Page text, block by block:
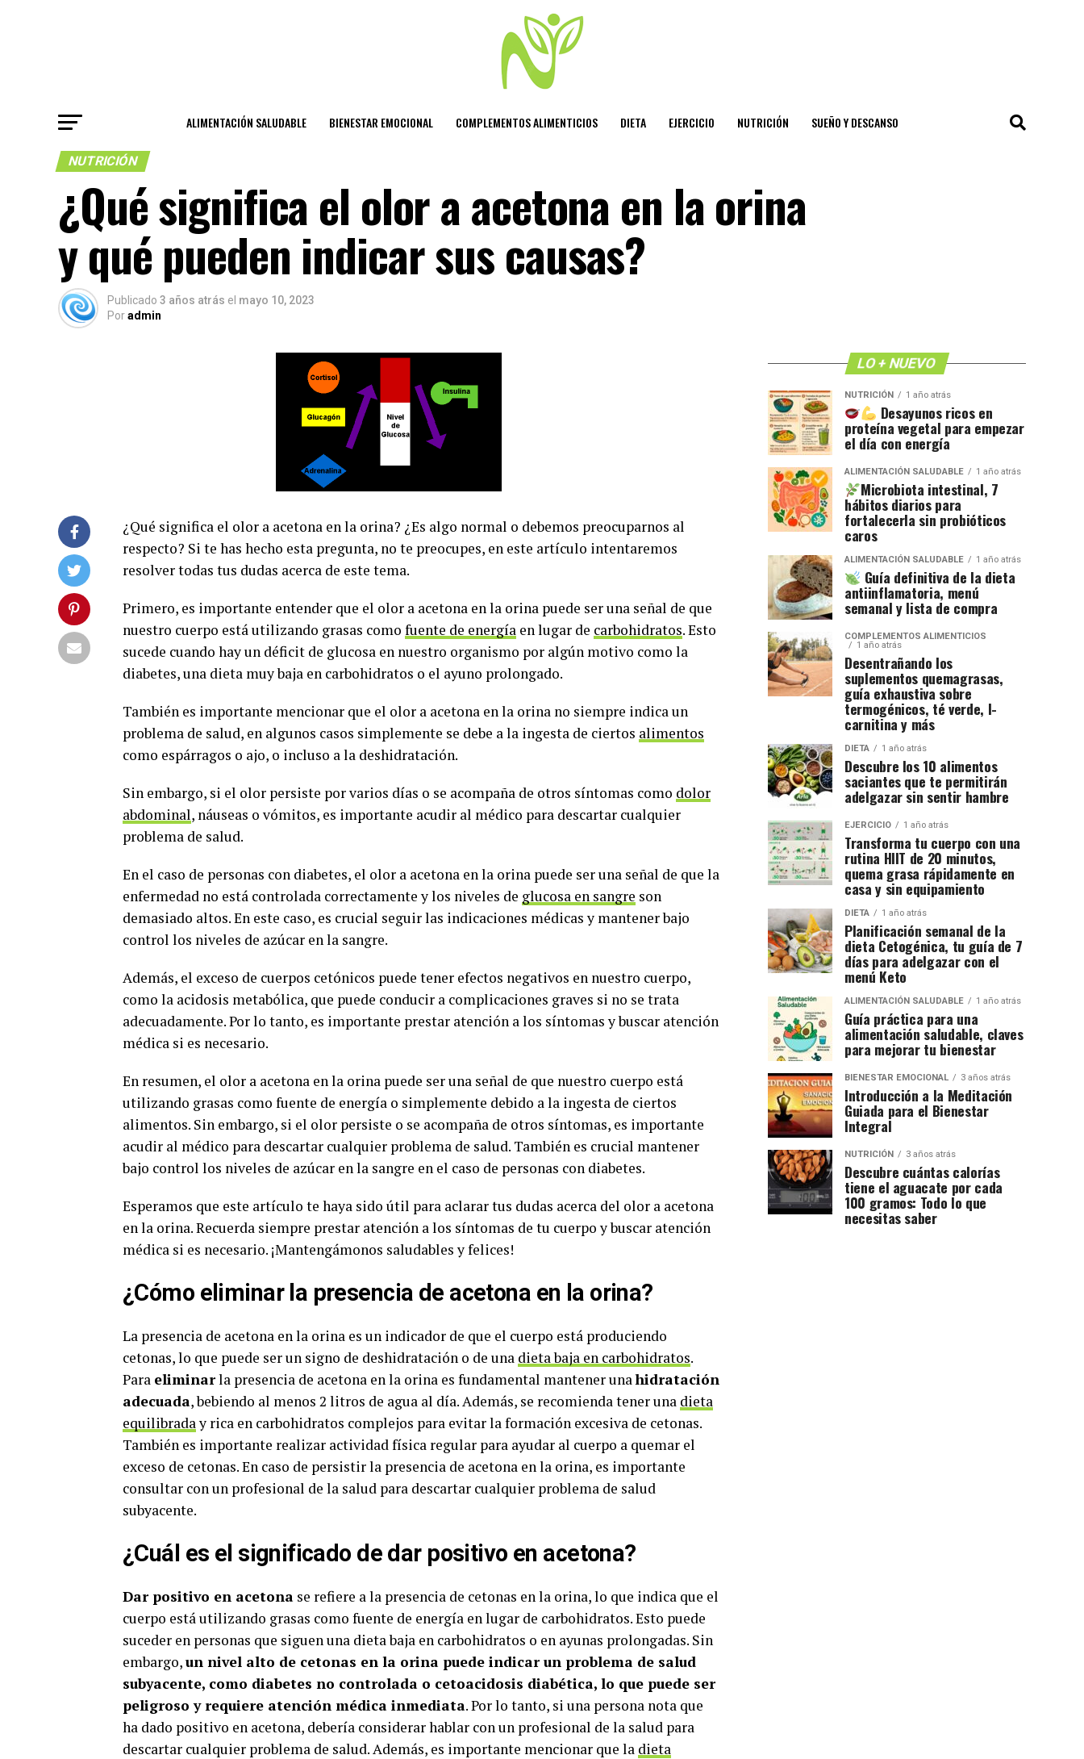
ALIMENTACIÓN SALUDABLE BIENESTAR EMOCIONAL COMPLEMENTOS ALIMENTICIOS DIETA EJERCICIO NUTRICIÓN SUEÑO Y DESCANSO
NUTRICIÓN
¿Qué significa el olor a acetona en la orina
y qué pueden indicar sus causas?
Publicado 3 años atrás el mayo 10, 2023
Poradmin
¿Qué significa el olor a acetona en la orina? ¿Es algo normal o debemos preocuparnos al
respecto? Si te has hecho esta pregunta, no te preocupes, en este artículo intentaremos
resolver todas tus dudas acerca de este tema.
Primero, es importante entender que el olor a acetona en la orina puede ser una señal de que
nuestro cuerpo está utilizando grasas como fuente de energía en lugar de carbohidratos. Esto
sucede cuando hay un déficit de glucosa en nuestro organismo por algún motivo como la
diabetes, una dieta muy baja en carbohidratos o el ayuno prolongado.
También es importante mencionar que el olor a acetona en la orina no siempre indica un
problema de salud, en algunos casos simplemente se debe a la ingesta de ciertos alimentos
como espárragos o ajo, o incluso a la deshidratación.
Sin embargo, si el olor persiste por varios días o se acompaña de otros síntomas como dolor
abdominal, náuseas o vómitos, es importante acudir al médico para descartar cualquier
problema de salud.
En el caso de personas con diabetes, el olor a acetona en la orina puede ser una señal de que la
enfermedad no está controlada correctamente y los niveles de glucosa en sangre son
demasiado altos. En este caso, es crucial seguir las indicaciones médicas y mantener bajo
control los niveles de azúcar en la sangre.
Además, el exceso de cuerpos cetónicos puede tener efectos negativos en nuestro cuerpo,
como la acidosis metabólica, que puede conducir a complicaciones graves si no se trata
adecuadamente. Por lo tanto, es importante prestar atención a los síntomas y buscar atención
médica si es necesario.
En resumen, el olor a acetona en la orina puede ser una señal de que nuestro cuerpo está
utilizando grasas como fuente de energía o simplemente debido a la ingesta de ciertos
alimentos. Sin embargo, si el olor persiste o se acompaña de otros síntomas, es importante
acudir al médico para descartar cualquier problema de salud. También es crucial mantener
bajo control los niveles de azúcar en la sangre en el caso de personas con diabetes.
Esperamos que este artículo te haya sido útil para aclarar tus dudas acerca del olor a acetona
en la orina. Recuerda siempre prestar atención a los síntomas de tu cuerpo y buscar atención
médica si es necesario. ¡Mantengámonos saludables y felices!
¿Cómo eliminar la presencia de acetona en la orina?
La presencia de acetona en la orina es un indicador de que el cuerpo está produciendo
cetonas, lo que puede ser un signo de deshidratación o de una dieta baja en carbohidratos.
Para eliminarla presencia de acetona en la orina es fundamental mantener unahidratación
adecuada, bebiendo al menos 2 litros de agua al día. Además, se recomienda tener una dieta
equilibraday rica en carbohidratos complejos para evitar la formación excesiva de cetonas.
También es importante realizar actividad física regular para ayudar al cuerpo a quemar el
exceso de cetonas. En caso de persistir la presencia de acetona en la orina, es importante
consultar con un profesional de la salud para descartar cualquier problema de salud
subyacente.
¿Cuál es el significado de dar positivo en acetona?
Dar positivo en acetona se refiere a la presencia de cetonas en la orina, lo que indica que el
cuerpo está utilizando grasas como fuente de energía en lugar de carbohidratos. Esto puede
suceder en personas que siguen una dieta baja en carbohidratos o en ayunas prolongadas. Sin
embargo,un nivel alto de cetonas en la orina puede indicar un problema de salud
subyacente, como diabetes no controlada o cetoacidosis diabética, lo que puede ser
peligroso y requiere atención médica inmediata. Por lo tanto, si una persona nota que
ha dado positivo en acetona, debería considerar hablar con un profesional de la salud para
descartar cualquier problema de salud. Además, es importante mencionar que la dieta
LO + NUEVO
NUTRICIÓN 1 año atrás
Desayunos ricos en
proteína vegetal para empezar
el día con energía
ALIMENTACIÓN SALUDABLE 1 año atrás
Microbiota intestinal, 7
hábitos diarios para
fortalecerla sin probióticos
caros
ALIMENTACIÓN SALUDABLE 1 año atrás
Guía definitiva de la dieta
antiinflamatoria, menú
semanal y lista de compra
COMPLEMENTOS ALIMENTICIOS
1 año atrás
Desentrañando los
suplementos quemagrasas,
guía exhaustiva sobre
termogénicos, té verde, l-
carnitina y más
DIETA 1 año atrás
Descubre los 10 alimentos
saciantes que te permitirán
adelgazar sin sentir hambre
EJERCICIO 1 año atrás
Transforma tu cuerpo con una
rutina HIIT de 20 minutos,
quema grasa rápidamente en
casa y sin equipamiento
DIETA 1 año atrás
Planificación semanal de la
dieta Cetogénica, tu guía de 7
días para adelgazar con el
menú Keto
ALIMENTACIÓN SALUDABLE 1 año atrás
Guía práctica para una
alimentación saludable, claves
para mejorar tu bienestar
BIENESTAR EMOCIONAL 3 años atrás
Introducción a la Meditación
Guiada para el Bienestar
Integral
NUTRICIÓN 3 años atrás
Descubre cuántas calorías
tiene el aguacate por cada
100 gramos: Todo lo que
necesitas saber